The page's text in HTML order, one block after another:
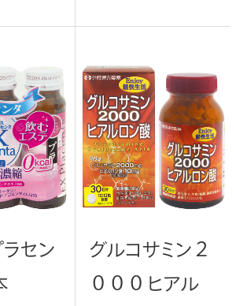
セン
グルコサミン２
０００ヒアル